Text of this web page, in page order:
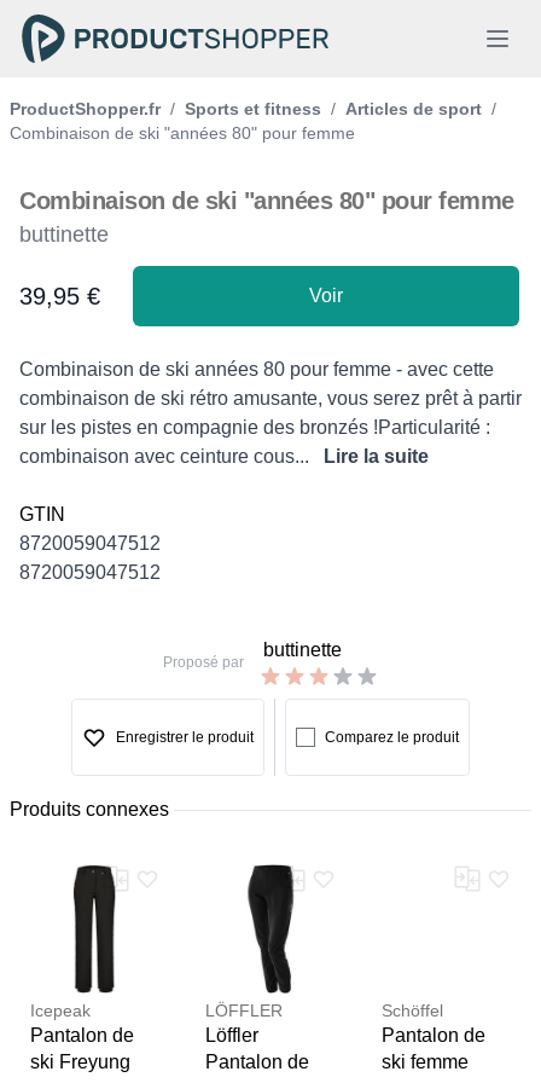
ProductShopper.fr / Sports et fitness / Articles de sport /
Combinaison de ski "années 80" pour femme
Combinaison de ski "années 80" pour femme
buttinette
Product information
39,95 € Voir
Description
Combinaison de ski années 80 pour femme - avec cette
combinaison de ski rétro amusante, vous serez prêt à partir
sur les pistes en compagnie des bronzés !Particularité :
combinaison avec ceinture cous...
Lire la suite
GTIN
8720059047512
8720059047512
Proposé par
buttinette
Enregistrer le produit Comparez le produit
Produits connexes
Icepeak
Pantalon de
ski Freyung
LÖFFLER
Löffler
Pantalon de
Schöffel
Pantalon de
ski femme